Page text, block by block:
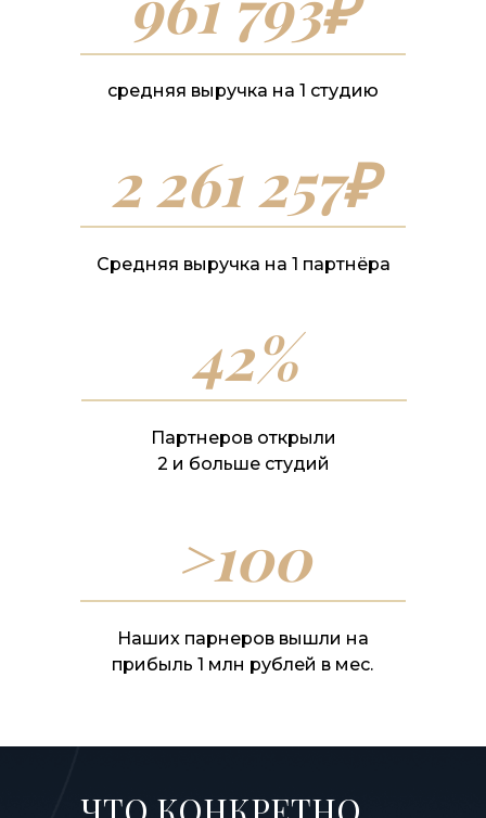
средняя выручка на 1 студию
2 261 257₽
Средняя выручка на 1 партнёра
42%
Партнеров открыли
2 и больше студий
>100
Наших парнеров вышли на
прибыль 1 млн рублей в мес.